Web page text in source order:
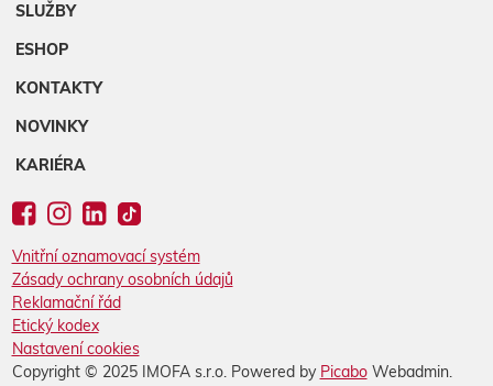
SLUŽBY
ESHOP
KONTAKTY
NOVINKY
KARIÉRA
Vnitřní oznamovací systém
Zásady ochrany osobních údajů
Reklamační řád
Etický kodex
Nastavení cookies
Copyright © 2025 IMOFA s.r.o. Powered by PicaboWebadmin.